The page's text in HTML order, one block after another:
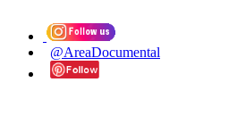
@AreaDocumental